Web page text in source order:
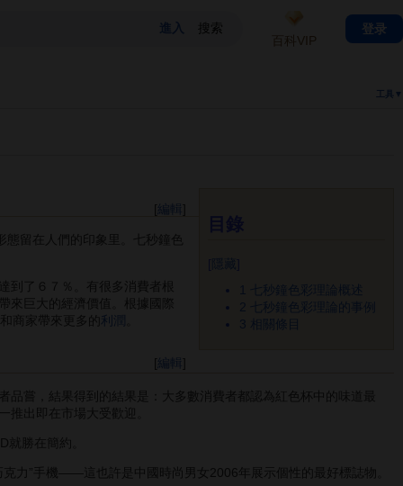
工具▼
七秒鐘色彩理論概述
2 七秒鐘色彩理論的事例
3
相關條目
[編輯
留在人們的印象里。七秒鐘色
到了６７％。有很多消費者根
來巨大的經濟價值。根據國際
商家帶來更多的 利潤
[編輯
嘗，結果得到的結果是：大多數消費者都認為紅色杯中的味道最
推出即在市場大受歡迎。
勝在簡約。
力”手機——這也許是中國時尚男女2006年展示個性的最好標誌物。
百科VIP
登录